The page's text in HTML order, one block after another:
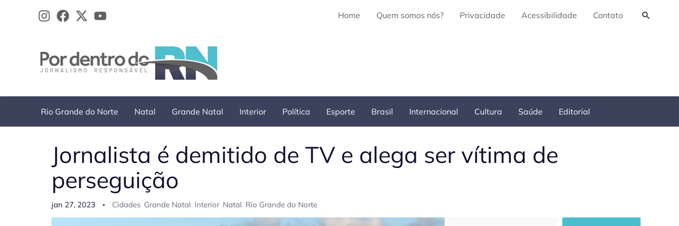
Home Quem somos nós? Privacidade Acessibilidade Contato
Rio Grande do Norte Natal Grande Natal Interior Política Esporte Brasil Internacional Cultura Saúde Editorial
Jornalista é demitido de TV e alega ser vítima de
perseguição
jan 27, 2023 Cidades Grande Natal Interior Natal Rio Grande do Norte